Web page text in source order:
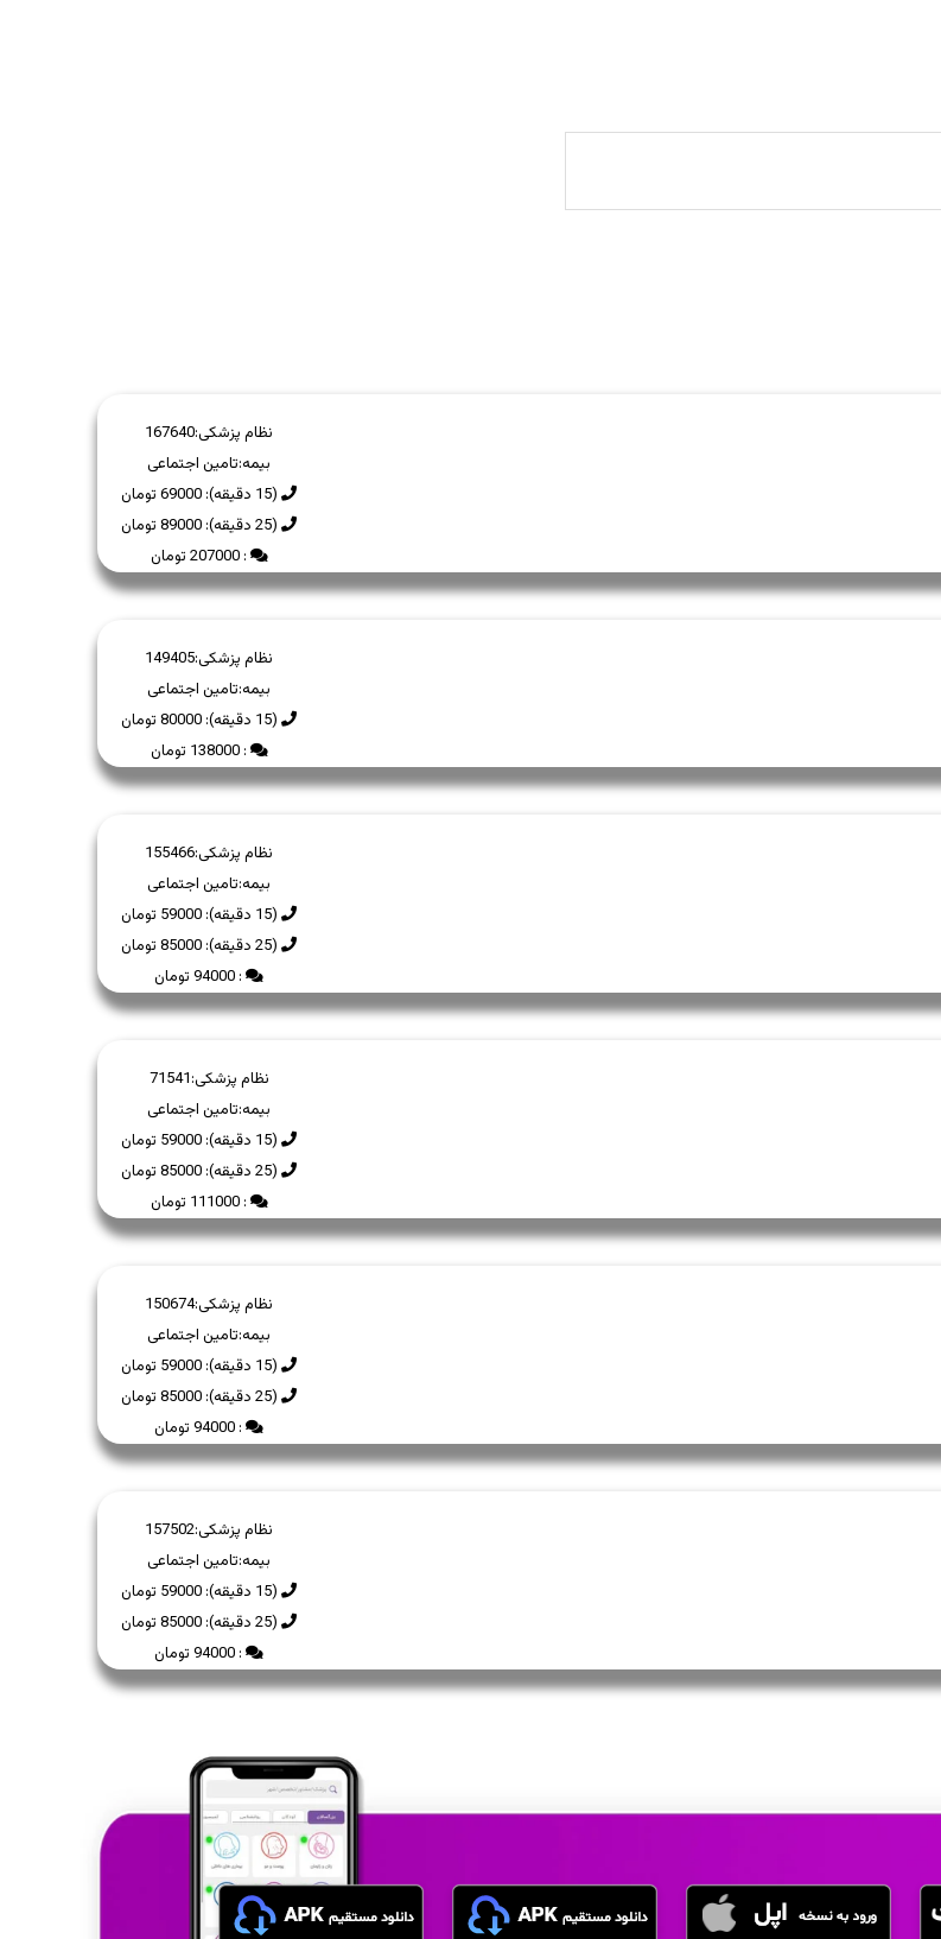
نظام پزشکی:167640
بیمه:تامین اجتماعی
(15 دقیقه): 69000 تومان
(25 دقیقه): 89000 تومان
: 207000 تومان
نظام پزشکی:149405
بیمه:تامین اجتماعی
(15 دقیقه): 80000 تومان
: 138000 تومان
نظام پزشکی:155466
بیمه:تامین اجتماعی
(15 دقیقه): 59000 تومان
(25 دقیقه): 85000 تومان
: 94000 تومان
نظام پزشکی:71541
بیمه:تامین اجتماعی
(15 دقیقه): 59000 تومان
(25 دقیقه): 85000 تومان
: 111000 تومان
نظام پزشکی:150674
بیمه:تامین اجتماعی
(15 دقیقه): 59000 تومان
(25 دقیقه): 85000 تومان
: 94000 تومان
نظام پزشکی:157502
بیمه:تامین اجتماعی
(15 دقیقه): 59000 تومان
(25 دقیقه): 85000 تومان
: 94000 تومان